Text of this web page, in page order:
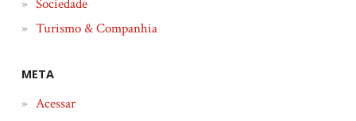
Sociedade
Turismo & Companhia
META
Acessar